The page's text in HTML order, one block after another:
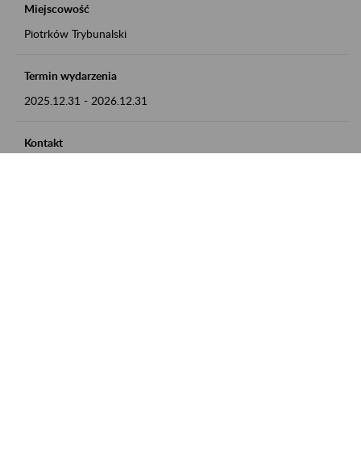
Miejscowość
Piotrków Trybunalski
Termin wydarzenia
2025.12.31 - 2026.12.31
Kontakt